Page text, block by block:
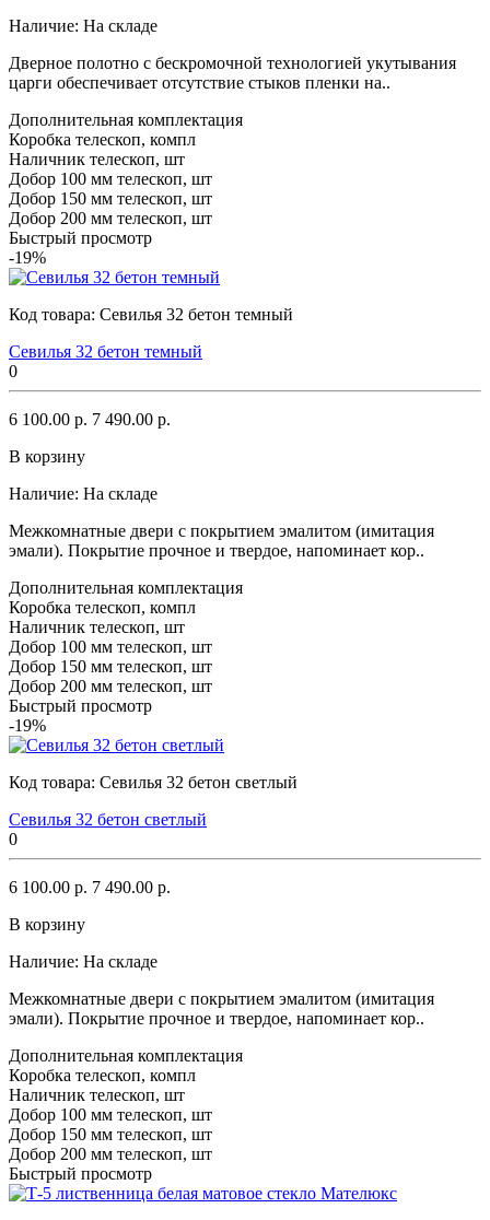
Наличие: На складе
Дверное полотно с бескромочной технологией укутывания
царги обеспечивает отсутствие стыков пленки на..
Дополнительная комплектация
Коробка телескоп, компл
Наличник телескоп, шт
Добор 100 мм телескоп, шт
Добор 150 мм телескоп, шт
Добор 200 мм телескоп, шт
Быстрый просмотр
-19%
Код товара: Севилья 32 бетон темный
Севилья 32 бетон темный
0
6 100.00 р. 7 490.00 р.
В корзину
Наличие: На складе
Межкомнатные двери с покрытием эмалитом (имитация
эмали). Покрытие прочное и твердое, напоминает кор..
Дополнительная комплектация
Коробка телескоп, компл
Наличник телескоп, шт
Добор 100 мм телескоп, шт
Добор 150 мм телескоп, шт
Добор 200 мм телескоп, шт
Быстрый просмотр
-19%
Код товара: Севилья 32 бетон светлый
Севилья 32 бетон светлый
0
6 100.00 р. 7 490.00 р.
В корзину
Наличие: На складе
Межкомнатные двери с покрытием эмалитом (имитация
эмали). Покрытие прочное и твердое, напоминает кор..
Дополнительная комплектация
Коробка телескоп, компл
Наличник телескоп, шт
Добор 100 мм телескоп, шт
Добор 150 мм телескоп, шт
Добор 200 мм телескоп, шт
Быстрый просмотр